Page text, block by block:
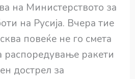
на Министерството за
на Русија. Вчера тие
повеќе не го смета
распоредување ракети
дострел за